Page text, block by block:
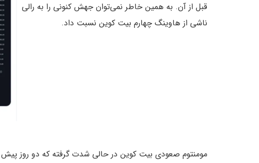
قبل از آن. به همین خاطر نمی‌توان جهش کنونی را به رالی
ناشی از هاوینگ چهارم بیت کوین نسبت داد.